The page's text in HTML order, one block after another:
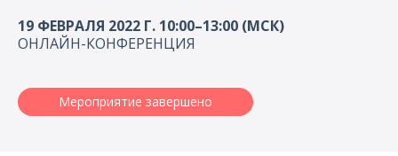
Мероприятия
Дилеры
19 ФЕВРАЛЯ 2022 Г. 10:00–13:00 (МСК)
ОНЛАЙН-КОНФЕРЕНЦИЯ
Мероприятие завершено